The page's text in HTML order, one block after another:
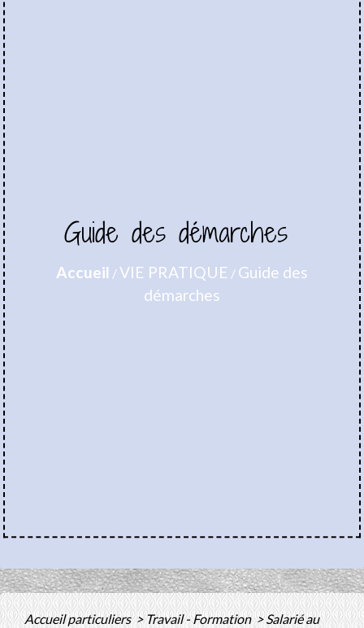
Guide des démarches
Accueil /VIE PRATIQUE / Guide des
démarches
Accueil particuliers> Travail - Formation > Salarié au